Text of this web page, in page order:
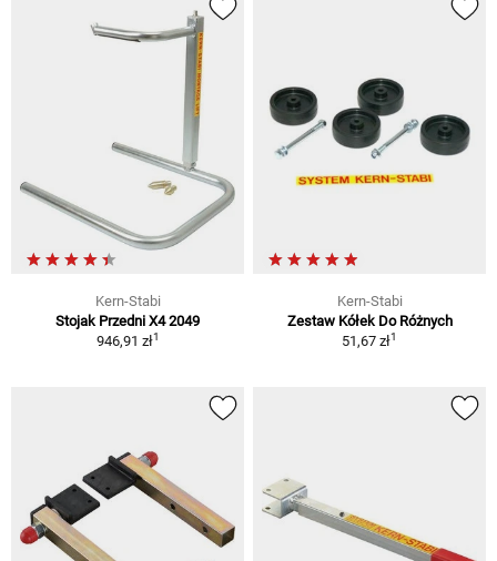
Kern-Stabi
Stojak Przedni X4 2049
946,91 zł1
Kern-Stabi
Zestaw Kółek Do Różnych
51,67 zł1